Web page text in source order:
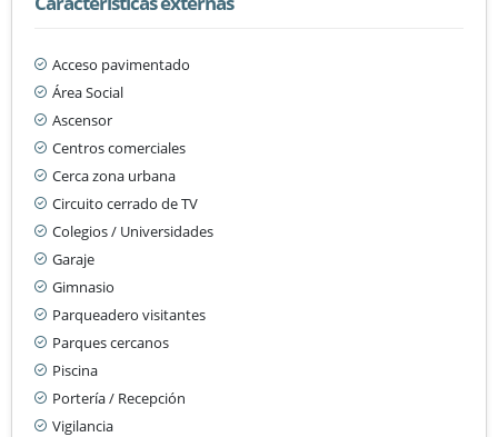
Acceso pavimentado
Área Social
Ascensor
Centros comerciales
Cerca zona urbana
Circuito cerrado de TV
Colegios / Universidades
Garaje
Gimnasio
Parqueadero visitantes
Parques cercanos
Piscina
Portería / Recepción
Vigilancia